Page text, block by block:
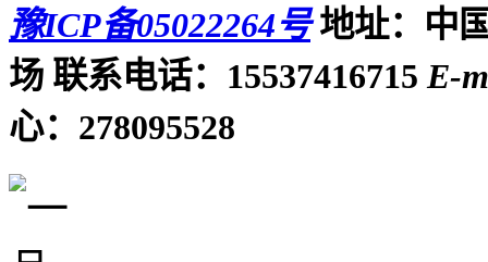
豫ICP备05022264号 地址：中
场 联系电话：15537416715 E-
心：278095528